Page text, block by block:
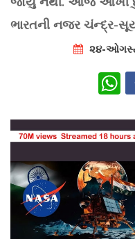
ભારતની નજર ચંન્દ્ર-
૨૪-